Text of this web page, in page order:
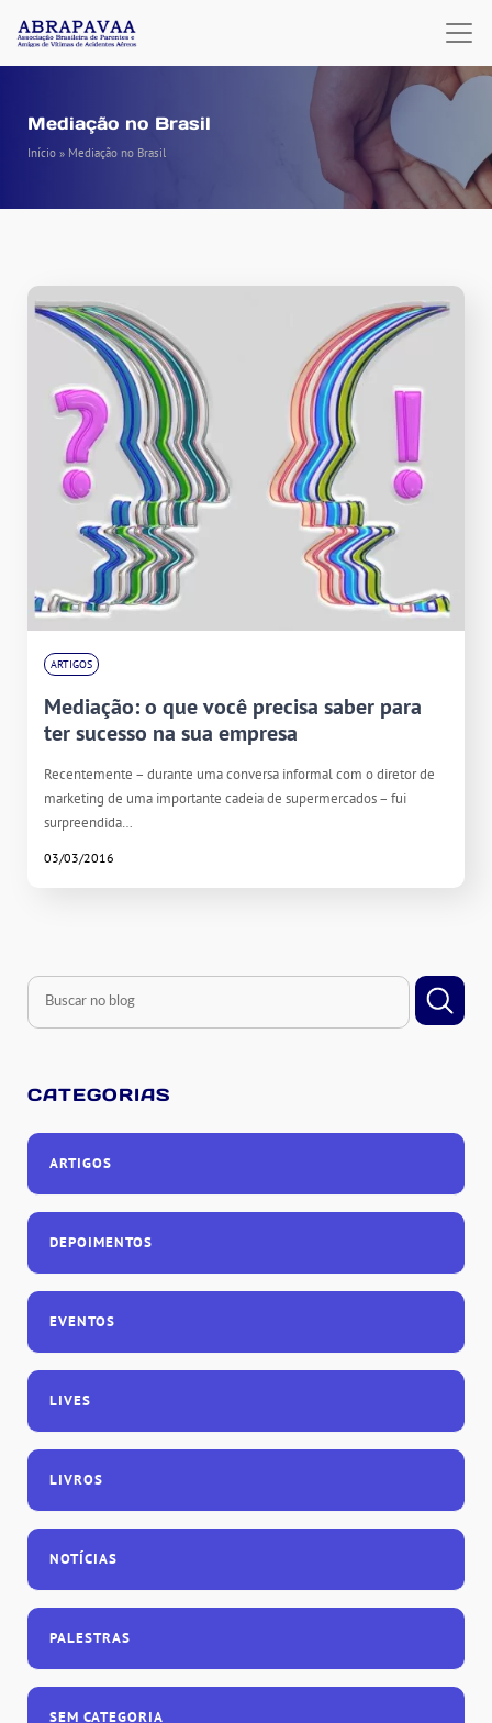
Mediação no Brasil
Início » Mediação no Brasil
ARTIGOS
Mediação: o que você precisa saber para
ter sucesso na sua empresa
Recentemente – durante uma conversa informal com o diretor de
marketing de uma importante cadeia de supermercados – fui
surpreendida…
03/03/2016
CATEGORIAS
ARTIGOS
DEPOIMENTOS
EVENTOS
LIVES
LIVROS
NOTÍCIAS
PALESTRAS
SEM CATEGORIA